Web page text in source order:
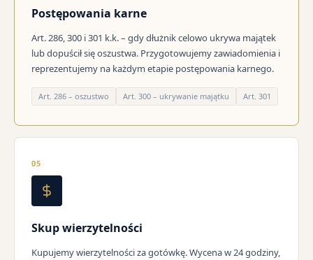
Postępowania karne
Art. 286, 300 i 301 k.k. – gdy dłużnik celowo ukrywa majątek
lub dopuścił się oszustwa. Przygotowujemy zawiadomienia i
reprezentujemy na każdym etapie postępowania karnego.
Art. 286 – oszustwo Art. 300 – ukrywanie majątku Art. 301
05
Skup wierzytelności
Kupujemy wierzytelności za gotówkę. Wycena w 24 godziny,